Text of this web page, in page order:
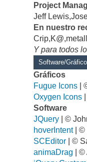
Project
Jeff
En nuestro
Y para todos
Software/
Gráficos
Fugue Icons |
Oxygen Icons
Software
JQuery | ©
hoverIntent| ©
SCEditor | ©
animaDrag |